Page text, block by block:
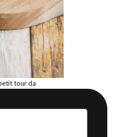
tour da